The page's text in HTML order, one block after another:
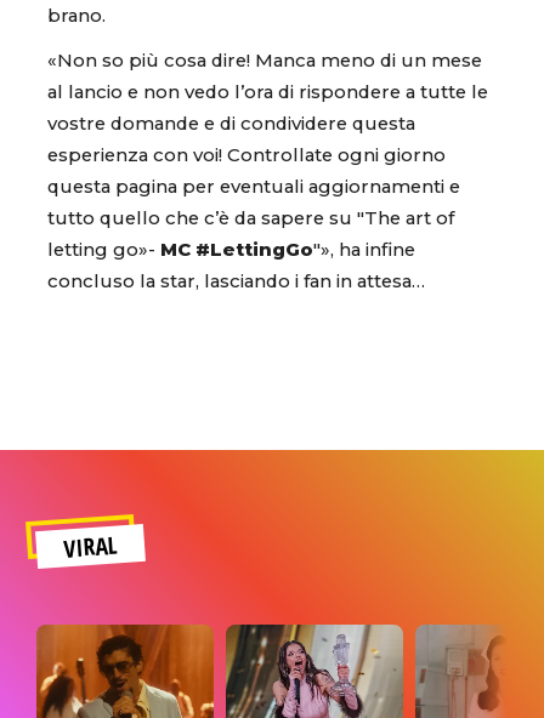
brano.
«Non so più cosa dire! Manca meno di un mese
al lancio e non vedo l’ora di rispondere a tutte le
vostre domande e di condividere questa
esperienza con voi! Controllate ogni giorno
questa pagina per eventuali aggiornamenti e
tutto quello che c’è da sapere su "The art of
letting go»- MC #LettingGo"», ha infine
concluso la star, lasciando i fan in attesa…
VIRAL